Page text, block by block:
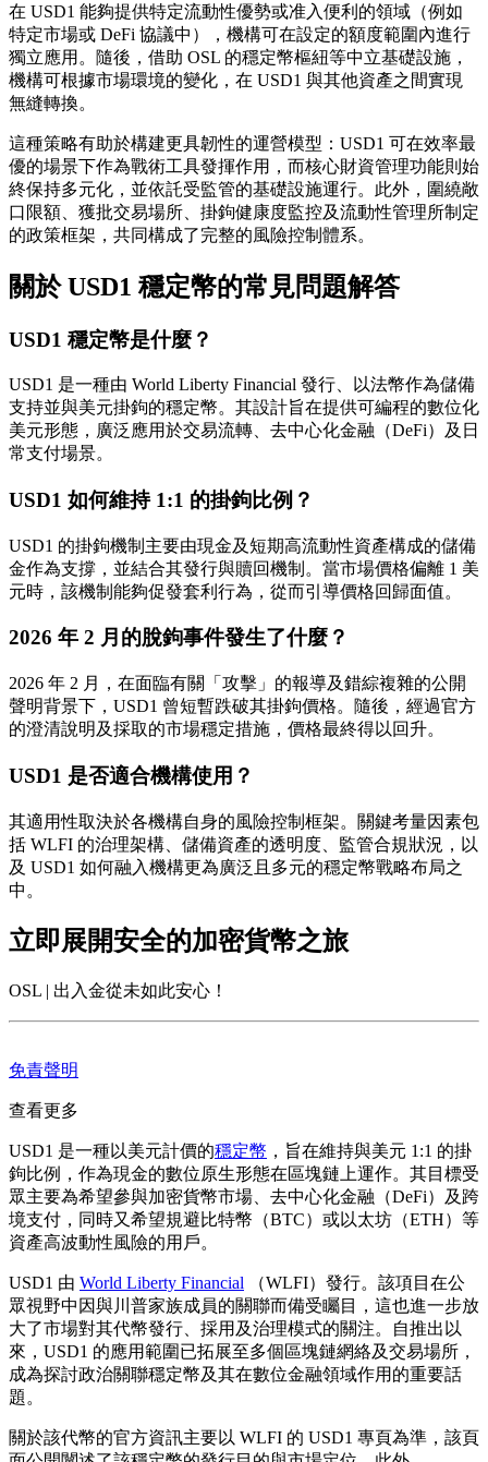
在 USD1 能夠提供特定流動性優勢或准入便利的領域（例如
特定市場或 DeFi 協議中），機構可在設定的額度範圍內進行
獨立應用。隨後，借助 OSL 的穩定幣樞紐等中立基礎設施，
機構可根據市場環境的變化，在 USD1 與其他資產之間實現
無縫轉換。
這種策略有助於構建更具韌性的運營模型：USD1 可在效率最
優的場景下作為戰術工具發揮作用，而核心財資管理功能則始
終保持多元化，並依託受監管的基礎設施運行。此外，圍繞敞
口限額、獲批交易場所、掛鉤健康度監控及流動性管理所制定
的政策框架，共同構成了完整的風險控制體系。
關於 USD1 穩定幣的常見問題解答
USD1 穩定幣是什麼？
USD1 是一種由 World Liberty Financial 發行、以法幣作為儲備
支持並與美元掛鉤的穩定幣。其設計旨在提供可編程的數位化
美元形態，廣泛應用於交易流轉、去中心化金融（DeFi）及日
常支付場景。
USD1 如何維持 1:1 的掛鉤比例？
USD1 的掛鉤機制主要由現金及短期高流動性資產構成的儲備
金作為支撐，並結合其發行與贖回機制。當市場價格偏離 1 美
元時，該機制能夠促發套利行為，從而引導價格回歸面值。
2026 年 2 月的脫鉤事件發生了什麼？
2026 年 2 月，在面臨有關「攻擊」的報導及錯綜複雜的公開
聲明背景下，USD1 曾短暫跌破其掛鉤價格。隨後，經過官方
的澄清說明及採取的市場穩定措施，價格最終得以回升。
USD1 是否適合機構使用？
其適用性取決於各機構自身的風險控制框架。關鍵考量因素包
括 WLFI 的治理架構、儲備資產的透明度、監管合規狀況，以
及 USD1 如何融入機構更為廣泛且多元的穩定幣戰略布局之
中。
立即展開安全的加密貨幣之旅
OSL | 出入金從未如此安心！
免責聲明
查看更多
USD1 是一種以美元計價的穩定幣 ，旨在維持與美元 1:1 的掛
鉤比例，作為現金的數位原生形態在區塊鏈上運作。其目標受
眾主要為希望參與加密貨幣市場、去中心化金融（DeFi）及跨
境支付，同時又希望規避比特幣（BTC）或以太坊（ETH）等
資產高波動性風險的用戶。
USD1 由 World Liberty Financial （WLFI）發行。該項目在公
眾視野中因與川普家族成員的關聯而備受矚目，這也進一步放
大了市場對其代幣發行、採用及治理模式的關注。自推出以
來，USD1 的應用範圍已拓展至多個區塊鏈網絡及交易場所，
成為探討政治關聯穩定幣及其在數位金融領域作用的重要話
題。
關於該代幣的官方資訊主要以 WLFI 的 USD1 專頁為準，該頁